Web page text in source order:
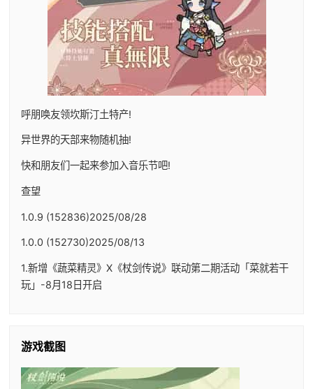
呼朋唤友领坎斯汀土特产!
异世界的天部来物随机抽!
快和朋友们一起来参加入音乐节吧!
查望
1.0.9 (152836)2025/08/28
1.0.0 (152730)2025/08/13
1.新增《蔬菜精灵》X《杖剑传说》联动第二期活动「菜就若干
玩」-8月18日开启
游戏截图